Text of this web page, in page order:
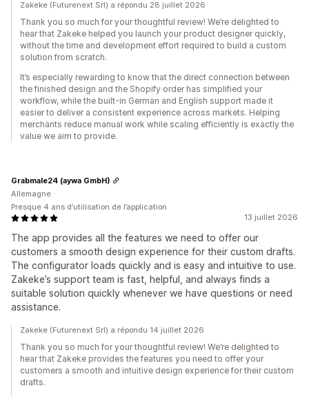
Zakeke (Futurenext Srl) a répondu 28 juillet 2026
Thank you so much for your thoughtful review! We’re delighted to
hear that Zakeke helped you launch your product designer quickly,
without the time and development effort required to build a custom
solution from scratch.
It’s especially rewarding to know that the direct connection between
the finished design and the Shopify order has simplified your
workflow, while the built-in German and English support made it
easier to deliver a consistent experience across markets. Helping
merchants reduce manual work while scaling efficiently is exactly the
value we aim to provide.
13 juillet 2026
The app provides all the features we need to offer our
customers a smooth design experience for their custom drafts.
The configurator loads quickly and is easy and intuitive to use.
Zakeke’s support team is fast, helpful, and always finds a
suitable solution quickly whenever we have questions or need
assistance.
Grabmale24 (aywa GmbH)
Allemagne
Presque 4 ans d’utilisation de l’application
Zakeke (Futurenext Srl) a répondu 14 juillet 2026
Thank you so much for your thoughtful review! We’re delighted to
hear that Zakeke provides the features you need to offer your
customers a smooth and intuitive design experience for their custom
drafts.